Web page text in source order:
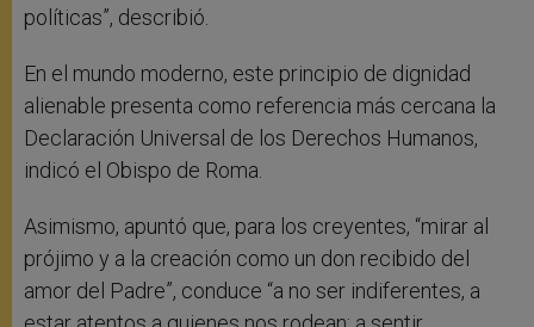
políticas”, describió.
En el mundo moderno, este principio de dignidad
alienable presenta como referencia más cercana la
Declaración Universal de los Derechos Humanos,
indicó el Obispo de Roma.
Asimismo, apuntó que, para los creyentes, “mirar al
prójimo y a la creación como un don recibido del
amor del Padre”, conduce “a no ser indiferentes, a